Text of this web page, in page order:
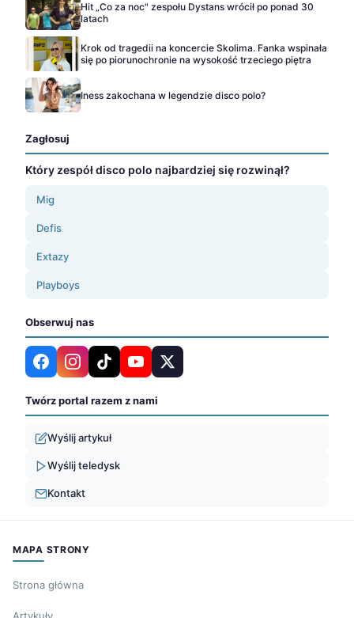
Hit „Co za noc" zespołu Dystans wrócił po ponad 30
latach
Krok od tragedii na koncercie Skolima. Fanka wspinała
się po piorunochronie na wysokość trzeciego piętra
Iness zakochana w legendzie disco polo?
Zagłosuj
Który zespół disco polo najbardziej się rozwinął?
Mig
Defis
Extazy
Playboys
Obserwuj nas
Twórz portal razem z nami
Wyślij artykuł
Wyślij teledysk
Kontakt
MAPA STRONY
Strona główna